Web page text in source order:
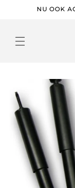
naar deNU OOK
direct naar